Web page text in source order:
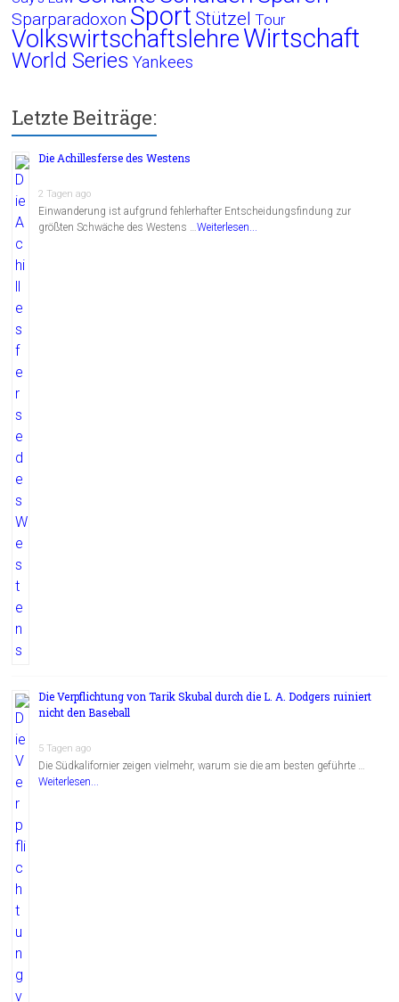
Sparparadoxon Sport Stützel Tour
VolkswirtschaftslehreWirtschaft
World Series Yankees
Letzte Beiträge:
Die Achillesferse des Westens
2 Tagen ago
Einwanderung ist aufgrund fehlerhafter Entscheidungsfindung zur
größten Schwäche des Westens …Weiterlesen...
Die Verpflichtung von Tarik Skubal durch die L. A. Dodgers ruiniert
nicht den Baseball
5 Tagen ago
Die Südkalifornier zeigen vielmehr, warum sie die am besten geführte …
Weiterlesen...